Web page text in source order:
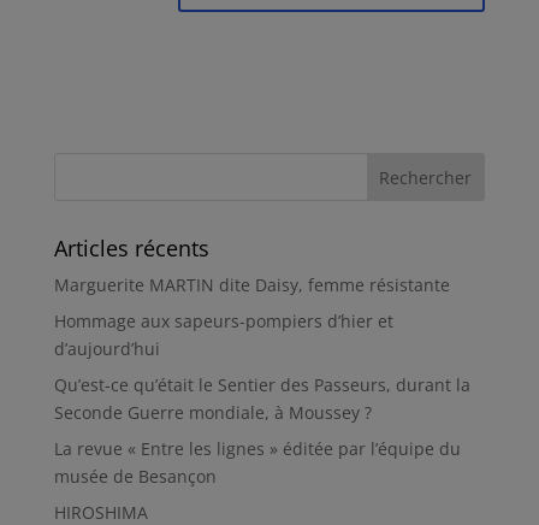
Articles récents
Marguerite MARTIN dite Daisy, femme résistante
Hommage aux sapeurs-pompiers d’hier et
d’aujourd’hui
Qu’est-ce qu’était le Sentier des Passeurs, durant la
Seconde Guerre mondiale, à Moussey ?
La revue « Entre les lignes » éditée par l’équipe du
musée de Besançon
HIROSHIMA